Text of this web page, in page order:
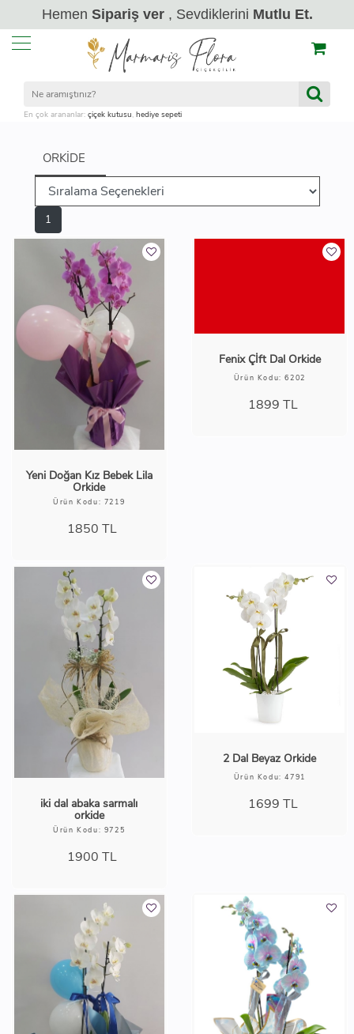
Hemen Sipariş ver, Sevdiklerini Mutlu Et.
En çok arananlar: çiçek kutusu, hediye sepeti
ORKIDE
1
Yeni Doğan Kız Bebek Lila
Orkide
Ürün Kodu: 7219
1850 TL
Fenix Çİft Dal Orkide
Ürün Kodu: 6202
1899 TL
iki dal abaka sarmalı
orkide
Ürün Kodu: 9725
1900 TL
2 Dal Beyaz Orkide
Ürün Kodu: 4791
1699 TL